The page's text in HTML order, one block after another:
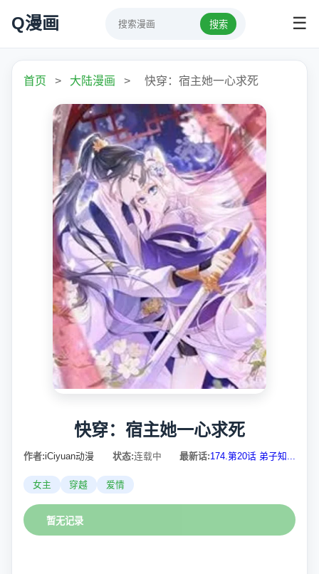
Q漫画 搜索 ☰
首页 > 大陆漫画 > 快穿：宿主她一心求死
快穿：宿主她一心求死
作者:iCiyuan动漫 状态:连载中 最新话:174.第20话 弟子知...
女主 穿越 爱情
暂无记录